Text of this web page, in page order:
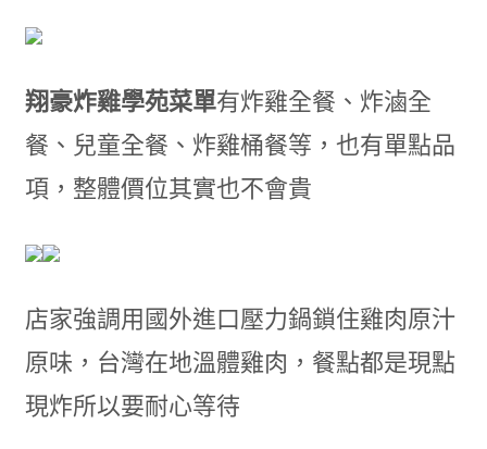
翔豪炸雞學苑菜單有炸雞全餐 、 炸滷全
餐 、 兒童全餐 、 炸雞桶餐等 ，也有單點品
項， 整體價位其實也不會貴
店家強調用國外進口壓力鍋鎖住雞肉原汁
原味 ， 台灣在地溫體雞肉 ， 餐點都是現點
現炸所以要耐心等待